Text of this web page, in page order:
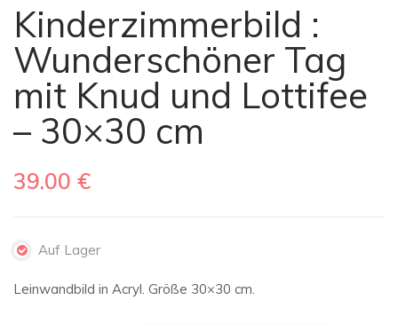
Kinderzimmerbild :
Wunderschöner Tag
mit Knud und Lottifee
– 30×30 cm
39.00 €
Auf Lager
Leinwandbild in Acryl. Größe 30×30 cm.